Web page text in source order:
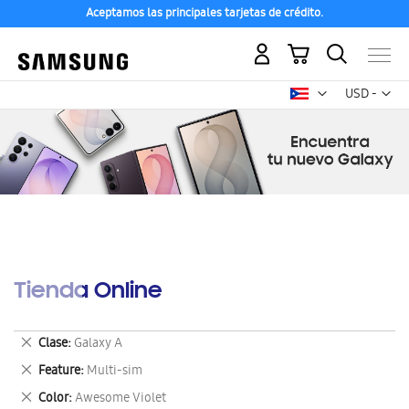
Aceptamos las principales tarjetas de crédito.
USD -
dólar
Mi carrito
Tienda Online
Clase Galaxy A
Eliminar
este
artículo
Feature Multi-sim
Eliminar
este
Color Awesome Violet
Eliminar